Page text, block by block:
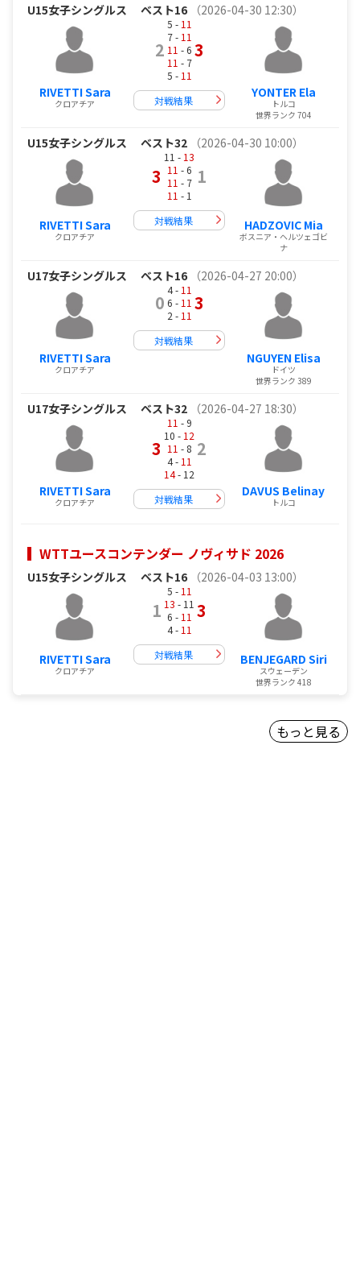
U15女子シングルス ベスト16 （2026-04-30 12:30）
RIVETTI Sara
クロアチア
2
5 - 11
7 - 11
11 - 6
11 - 7
5 - 11
3
対戦結果
YONTER Ela
トルコ
世界ランク 704
U15女子シングルス ベスト32 （2026-04-30 10:00）
RIVETTI Sara
クロアチア
3
11 - 13
11 - 6
11 - 7
11 - 1
1
対戦結果 HADZOVIC Mia
ボスニア・ヘルツェゴビ
ナ
U17女子シングルス ベスト16 （2026-04-27 20:00）
RIVETTI Sara
クロアチア
0
4 - 11
6 - 11
2 - 11
3
対戦結果
NGUYEN Elisa
ドイツ
世界ランク 389
U17女子シングルス ベスト32 （2026-04-27 18:30）
RIVETTI Sara
クロアチア
3
11 - 9
10 - 12
11 - 8
4 - 11
14- 12
2
対戦結果
DAVUS Belinay
トルコ
WTTユースコンテンダー ノヴィサド 2026
U15女子シングルス ベスト16 （2026-04-03 13:00）
RIVETTI Sara
クロアチア
1
5 - 11
13 - 11
6 - 11
4 - 11
3
対戦結果 BENJEGARD Siri
スウェーデン
世界ランク 418
もっと見る